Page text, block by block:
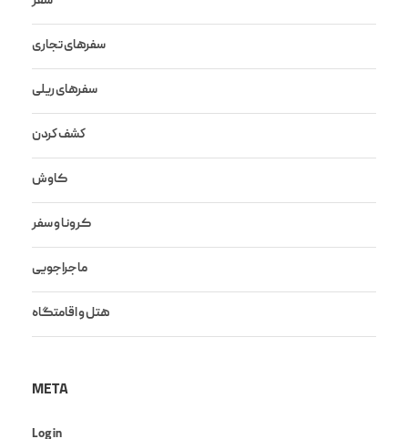
سفرهای تجاری
سفرهای ریلی
كشف كردن
کاوش
کرونا و سفر
ماجراجویی
هتل و اقامتگاه
META
Log in